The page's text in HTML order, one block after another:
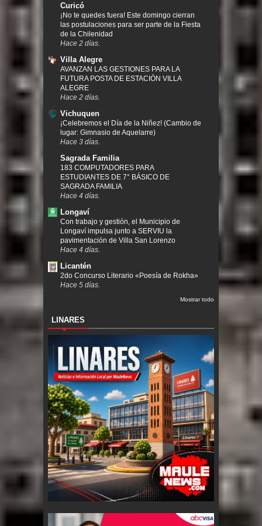
Curicó
¡No te quedes fuera! Este domingo cierran
las postulaciones para ser parte de la Fiesta
de la Chilenidad
Hace 2 días.
Villa Alegre
AVANZAN LAS GESTIONES PARA LA
FUTURA POSTA DE ESTACIÓN VILLA
ALEGRE
Hace 2 días.
Vichuquen
¡Celebremos el Día de la Niñez! (Cambio de
lugar: Gimnasio de Aquelarre)
Hace 3 días.
Sagrada Familia
183 COMPUTADORES PARA
ESTUDIANTES DE 7° BÁSICO DE
SAGRADA FAMILIA
Hace 4 días.
Longaví
Con trabajo y gestión, el Municipio de
Longaví impulsa junto a SERVIU la
pavimentación de Villa San Lorenzo
Hace 4 días.
Licantén
2do Concurso Literario «Poesía de Rokha»
Hace 5 días.
Mostrar todo
LINARES